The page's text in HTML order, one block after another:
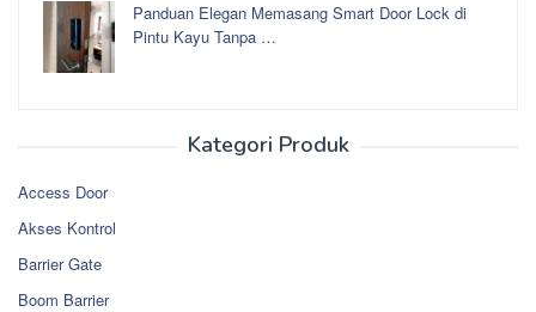
Panduan Elegan Memasang Smart Door Lock di
Pintu Kayu Tanpa …
Kategori Produk
Access Door
Akses Kontrol
Barrier Gate
Boom Barrier